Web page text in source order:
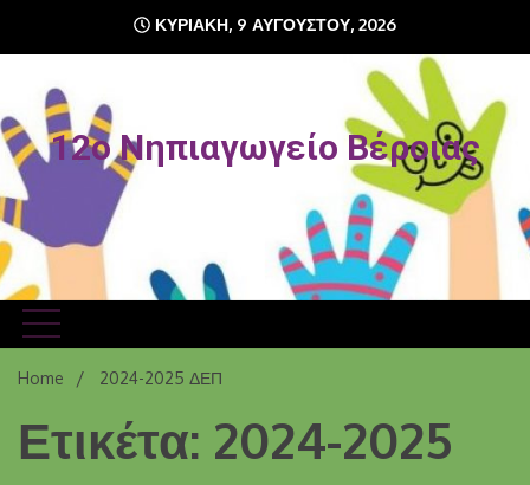
content
ΚΥΡΙΑΚΉ, 9 ΑΥΓΟΎΣΤΟΥ, 2026
12o Νηπιαγωγείο Βέροιας
Home 2024-2025 ΔΕΠ
Ετικέτα: 2024-2025